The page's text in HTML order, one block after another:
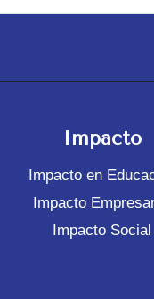
Impacto
Impacto en
Impacto
Impacto Social